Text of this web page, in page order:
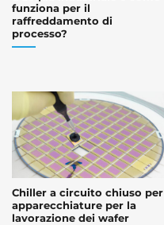
funziona per il
raffreddamento di
processo?
Chiller a circuito chiuso per
apparecchiature per la
lavorazione dei wafer